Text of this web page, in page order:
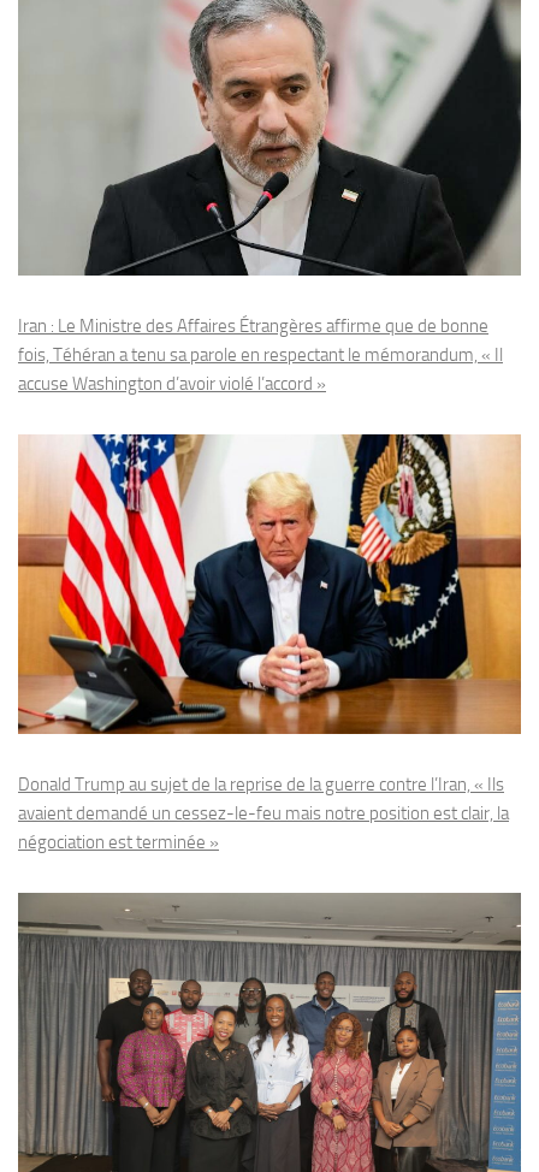
Iran : Le Ministre des Affaires Étrangères affirme que de bonne
fois, Téhéran a tenu sa parole en respectant le mémorandum, « Il
accuse Washington d’avoir violé l’accord »
Donald Trump au sujet de la reprise de la guerre contre l’Iran, « Ils
avaient demandé un cessez-le-feu mais notre position est clair, la
négociation est terminée »